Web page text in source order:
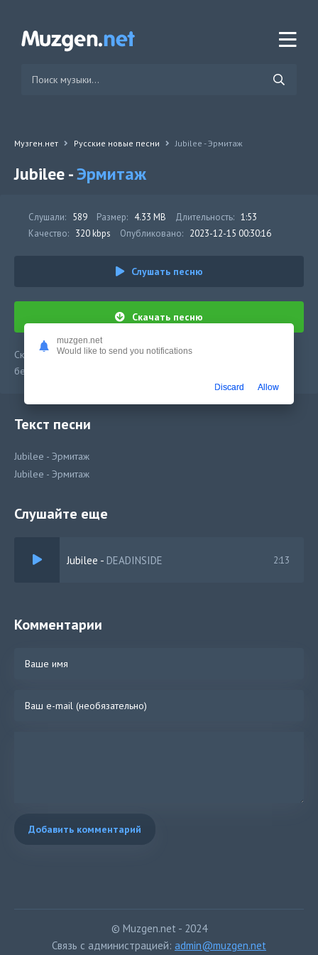
Музген.нет Русские новые песни Jubilee - Эрмитаж
Jubilee -Эрмитаж
Слушали: 589 Размер: 4.33 MB Длительность: 1:53
Качество: 320 kbps Опубликовано: 2023-12-15 00:30:16
Слушать песню
Скачать песню
Скачать песню Jubilee - Эрмитаж в mp3 или слушать онлайн
бесплатно
Текст песни
Jubilee - Эрмитаж
Jubilee - Эрмитаж
Слушайте еще
Jubilee - DEADINSIDE 2:13
Комментарии
Добавить комментарий
© Muzgen.net - 2024
Связь с администрацией: admin@muzgen.net
muzgen.net
Would like to send you notifications
Discard Allow